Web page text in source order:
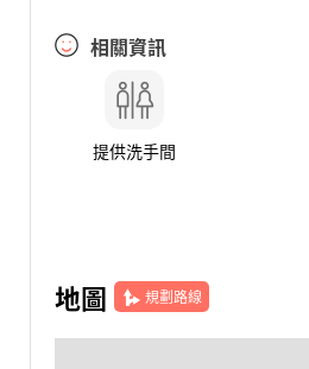
相關資訊
提供洗手間
地圖 規劃路線